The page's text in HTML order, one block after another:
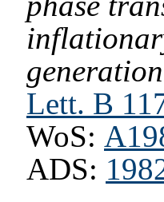
Lett. B
WoS:
ADS: